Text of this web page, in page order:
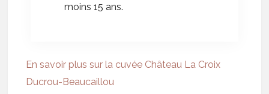
moins 15 ans.
En savoir plus sur la cuvée Château La Croix
Ducrou-Beaucaillou